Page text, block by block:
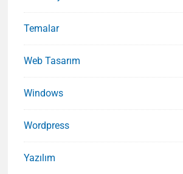
Temalar
Web Tasarım
Windows
Wordpress
Yazılım